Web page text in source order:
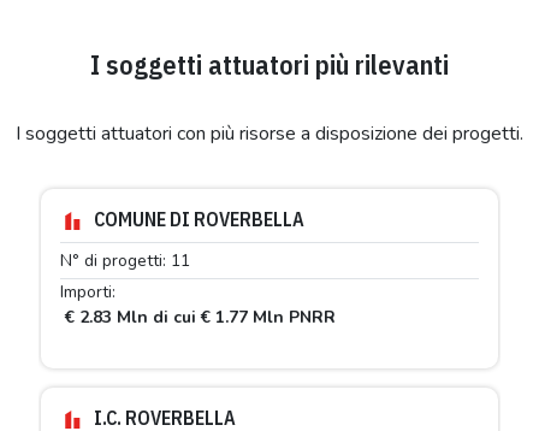
I soggetti attuatori più rilevanti
I soggetti attuatori con più risorse a disposizione dei progetti.
COMUNE DI ROVERBELLA
N° di progetti: 11
Importi:
€ 2.83 Mln di cui € 1.77 Mln PNRR
I.C. ROVERBELLA